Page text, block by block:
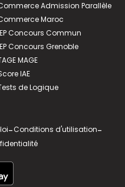
Admission Parallèle
Maroc
Concours Commun
Concours Grenoble
MAGE
IAE
de Logique
-Conditions d'utilisation-